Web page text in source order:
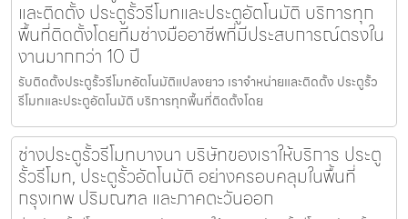
และติดตั้ง ประตูรั้วรีโมทและประตูอัตโนมัติ บริการทุก
พื้นที่ติดตั้งโดยทีมช่างมืออาชีพที่มีประสบการณ์ตรงใน
งานมากกว่า 10 ปี
รับติดตั้งประตูรั้วรีโมทอัตโนมัติแปลงยาว เราจำหน่ายและติดตั้ง ประตูรั้ว
รีโมทและประตูอัตโนมัติ บริการทุกพื้นที่ติดตั้งโดย
ช่างประตูรั้วรีโมทบางนา บริษัทของเราให้บริการ ประตู
รั้วรีโมท, ประตูรั้วอัตโนมัติ อย่างครอบคลุมในพื้นที่
กรุงเทพ ปริมณฑล และภาคตะวันออก